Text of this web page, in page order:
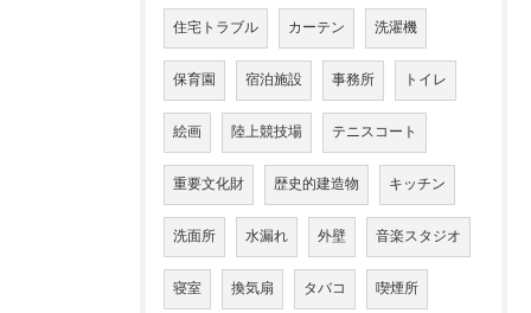
住宅トラブル カーテン 洗濯機
保育園 宿泊施設 事務所 トイレ
絵画 陸上競技場 テニスコート
重要文化財 歴史的建造物 キッチン
洗面所 水漏れ 外壁 音楽スタジオ
寝室 換気扇 タバコ 喫煙所